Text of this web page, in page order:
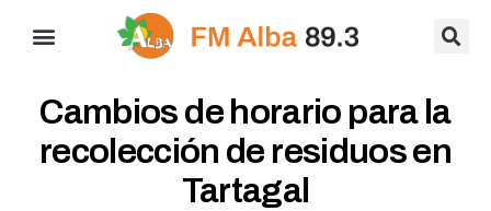
Cambios de horario para la
recolección de residuos en
Tartagal